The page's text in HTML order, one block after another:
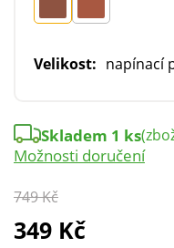
Velikost: napínací
749 Kč
349 Kč
Skladem 1 ks
Možnosti doručení